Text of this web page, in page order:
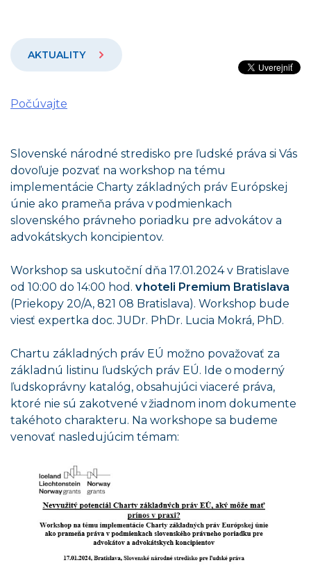
AKTUALITY
Počúvajte
Slovenské národné stredisko pre ľudské práva si Vás
dovoľuje pozvať na workshop na tému
implementácie Charty základných práv Európskej
únie ako prameňa práva v podmienkach
slovenského právneho poriadku pre advokátov a
advokátskych koncipientov.
Workshop sa uskutoční dňa 17.01.2024 v Bratislave
od 10:00 do 14:00 hod. v hoteli Premium Bratislava
(Priekopy 20/A, 821 08 Bratislava). Workshop bude
viesť expertka doc. JUDr. PhDr. Lucia Mokrá, PhD.
Chartu základných práv EÚ možno považovať za
základnú listinu ľudských práv EÚ. Ide o moderný
ľudskoprávny katalóg, obsahujúci viaceré práva,
ktoré nie sú zakotvené v žiadnom inom dokumente
takéhoto charakteru. Na workshope sa budeme
venovať nasledujúcim témam: